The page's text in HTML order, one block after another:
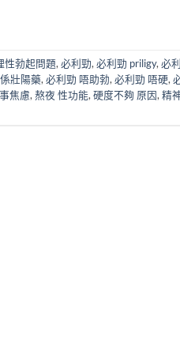
性勃起問題,必利勁,必利勁 priligy,必
壯陽藥,必利勁 唔助勃,必利勁 唔硬,
焦慮,熬夜 性功能,硬度不夠 原因,精